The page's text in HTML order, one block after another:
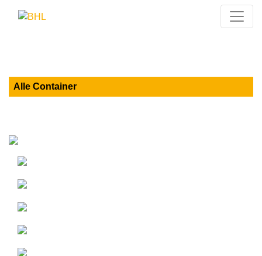
Alle Container